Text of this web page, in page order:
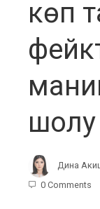
көп
Дина
0 Comments